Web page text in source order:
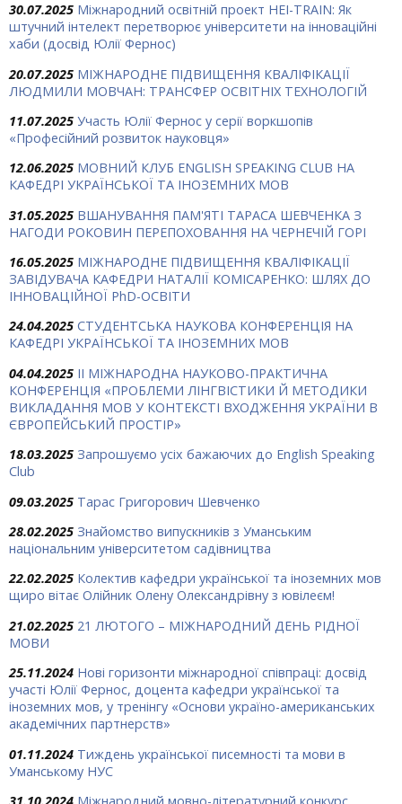
30.07.2025 Міжнародний освітній проект HEI-TRAIN: Як
штучний інтелект перетворює університети на інноваційні
хаби (досвід Юлії Фернос)
20.07.2025 МІЖНАРОДНЕ ПІДВИЩЕННЯ КВАЛІФІКАЦІЇ
ЛЮДМИЛИ МОВЧАН: ТРАНСФЕР ОСВІТНІХ ТЕХНОЛОГІЙ
11.07.2025 Участь Юлії Фернос у серії воркшопів
«Професійний розвиток науковця»
12.06.2025 МОВНИЙ КЛУБ ENGLISH SPEAKING CLUB НА
КАФЕДРІ УКРАЇНСЬКОЇ ТА ІНОЗЕМНИХ МОВ
31.05.2025 ВШАНУВАННЯ ПАМ'ЯТІ ТАРАСА ШЕВЧЕНКА З
НАГОДИ РОКОВИН ПЕРЕПОХОВАННЯ НА ЧЕРНЕЧІЙ ГОРІ
16.05.2025 МІЖНАРОДНЕ ПІДВИЩЕННЯ КВАЛІФІКАЦІЇ
ЗАВІДУВАЧА КАФЕДРИ НАТАЛІЇ КОМІСАРЕНКО: ШЛЯХ ДО
ІННОВАЦІЙНОЇ PhD-ОСВІТИ
24.04.2025 СТУДЕНТСЬКА НАУКОВА КОНФЕРЕНЦІЯ НА
КАФЕДРІ УКРАЇНСЬКОЇ ТА ІНОЗЕМНИХ МОВ
04.04.2025 ІІ МІЖНАРОДНА НАУКОВО-ПРАКТИЧНА
КОНФЕРЕНЦІЯ «ПРОБЛЕМИ ЛІНГВІСТИКИ Й МЕТОДИКИ
ВИКЛАДАННЯ МОВ У КОНТЕКСТІ ВХОДЖЕННЯ УКРАЇНИ В
ЄВРОПЕЙСЬКИЙ ПРОСТІР»
18.03.2025 Запрошуємо усіх бажаючих до English Speaking
Club
09.03.2025 Тарас Григорович Шевченко
28.02.2025 Знайомство випускників з Уманським
національним університетом садівництва
22.02.2025 Колектив кафедри української та іноземних мов
щиро вітає Олійник Олену Олександрівну з ювілеєм!
21.02.2025 21 ЛЮТОГО – МІЖНАРОДНИЙ ДЕНЬ РІДНОЇ
МОВИ
25.11.2024 Нові горизонти міжнародної співпраці: досвід
участі Юлії Фернос, доцента кафедри української та
іноземних мов, у тренінгу «Основи україно-американських
академічних партнерств»
01.11.2024 Тиждень української писемності та мови в
Уманському НУС